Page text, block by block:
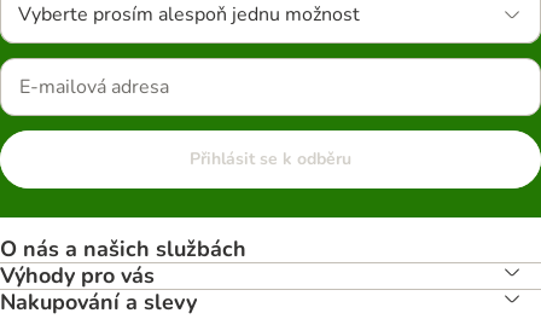
Vyberte prosím alespoň jednu možnost
Přihlásit se k odběru
O nás a našich službách
Výhody pro vás
Nakupování a slevy